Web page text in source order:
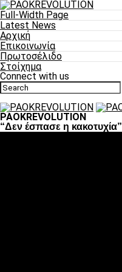
Full-Width Page
Latest News
Αρχική
Επικοινωνία
Πρωτοσέλιδο
Στοίχημα
Connect with us
PAOKREVOLUTION
“Δεν έσπασε η κακοτυχία”